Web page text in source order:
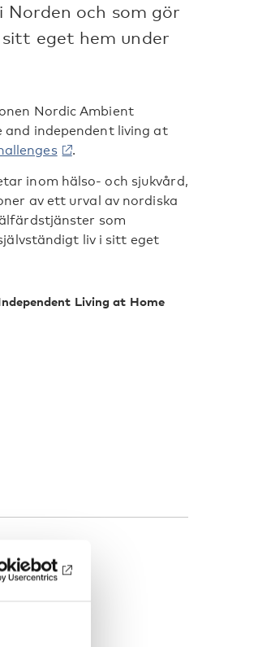
och som gör
eget hem under
Nordic Ambient
and independent living at
.
inom hälso- och sjukvård,
av ett urval av nordiska
som
liv i sitt eget
Living at Home